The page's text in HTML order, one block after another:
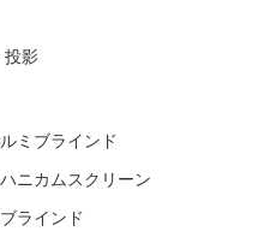
投影
ミブラインド
ハニカムスクリーン
ラインド